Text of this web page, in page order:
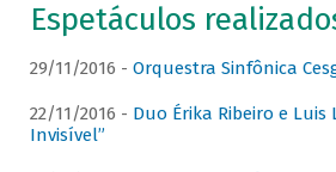
Espetáculos
29/11/2016 - Orquestra Sinfônica
22/11/2016 - Duo Érika Ribeiro e Luis
Invisível”